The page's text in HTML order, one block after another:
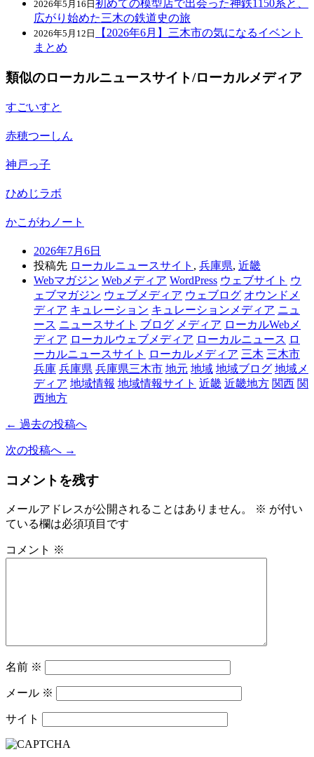
2026年5月16日 初めての模型店で出会った神鉄1150系と、
広がり始めた三木の鉄道史の旅
2026年5月12日
【2026年6月】三木市の気になるイベント
まとめ
類似のローカルニュースサイト/ローカルメディア
すごいすと
赤穂つーしん
神戸っ子
ひめじラボ
かこがわノート
2026年7月6日
投稿先 ローカルニュースサイト , 兵庫県, 近畿
Webマガジン Webメディア WordPress ウェブサイト ウ
ェブマガジン ウェブメディア ウェブログ オウンドメ
ディア キュレーション キュレーションメディア ニュ
ース ニュースサイト ブログ メディア ローカルWebメ
ディア ローカルウェブメディア ローカルニュース ロ
ーカルニュースサイト
ローカルメディア 三木 三木市
兵庫 兵庫県 兵庫県三木市 地元 地域 地域ブログ 地域メ
ディア 地域情報 地域情報サイト 近畿 近畿地方 関西 関
西地方
← 過去の投稿へ
次の投稿へ →
コメントを残す
メールアドレスが公開されることはありません。 ※ が付い
ている欄は必須項目です
コメント ※
名前 ※
メール ※
サイト